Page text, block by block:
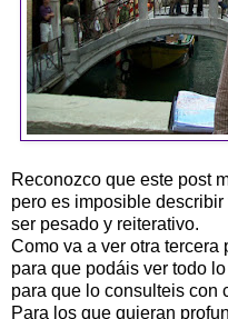
Reconozco que este post
pero es imposible
ser pesado y reiterativo.
Como va a ver otra tercera
para que podáis ver todo
para que lo consulteis con
Para los que quieran